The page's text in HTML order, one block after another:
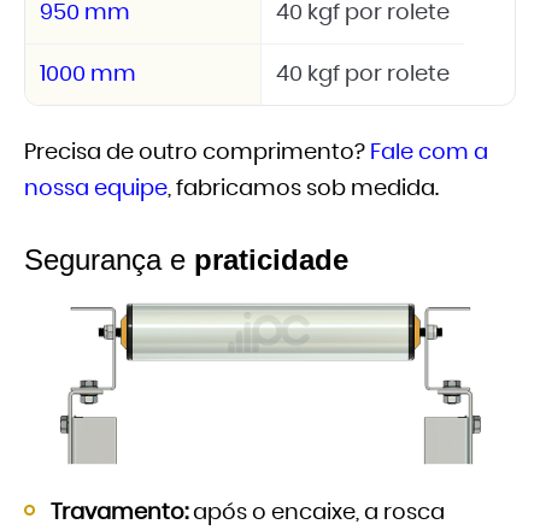
950 mm 40 kgf por rolete
1000 mm 40 kgf por rolete
Precisa de outro comprimento? Fale com a
nossa equipe, fabricamos sob medida.
Segurança e praticidade
Travamento:após o encaixe, a rosca